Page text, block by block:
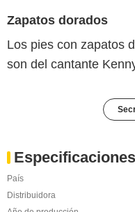
Zapatos dorados
Los pies con zapatos
son del cantante
País
Distribuidora